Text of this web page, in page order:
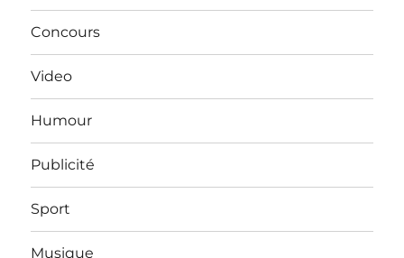
Concours
Video
Humour
Publicité
Sport
Musique